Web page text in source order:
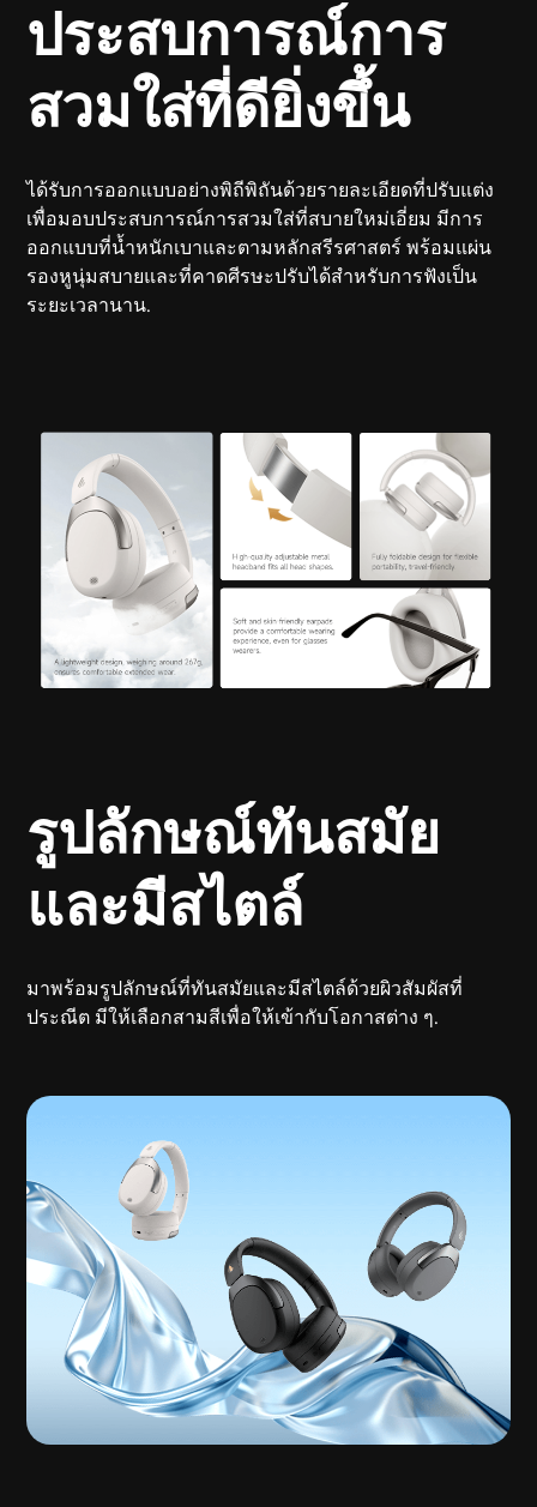
ประสบการณ์การ
สวมใส่ที่ดียิ่งขึ้น
ได้รับการออกแบบอย่างพิถีพิถันด้วยรายละเอียดที่ปรับแต่ง
เพื่อมอบประสบการณ์การสวมใส่ที่สบายใหม่เอี่ยม มีการ
ออกแบบที่น้ำหนักเบาและตามหลักสรีรศาสตร์ พร้อมแผ่น
รองหูนุ่มสบายและที่คาดศีรษะปรับได้สำหรับการฟังเป็น
ระยะเวลานาน.
รูปลักษณ์ทันสมัย
และมีสไตล์
มาพร้อมรูปลักษณ์ที่ทันสมัยและมีสไตล์ด้วยผิวสัมผัสที่
ประณีต มีให้เลือกสามสีเพื่อให้เข้ากับโอกาสต่าง ๆ.